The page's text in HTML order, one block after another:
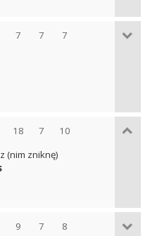
7 7 7
18 7 10
(nim zniknę)
9 7 8